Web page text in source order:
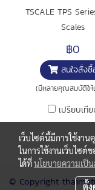
TSCALE TPS
Scales
฿0
สนใจสั่งซื้
(มีหลายคุณสมบัติให้
เปรียบเที
© Copyright
เว็บไซต์นี้มีการใช้งา
ในการใช้งานเว็บไซต์
ได้ที่นโยบายความเป็
ตั้ง